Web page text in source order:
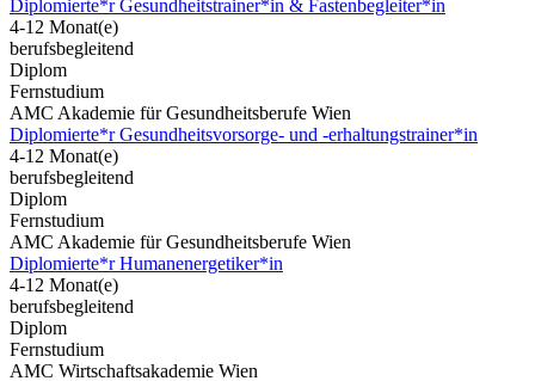
Diplomierte*r Gesundheitstrainer*in & Fastenbegleiter*in
4-12 Monat(e)
berufsbegleitend
Diplom
Fernstudium
AMC Akademie für Gesundheitsberufe Wien
Diplomierte*r Gesundheitsvorsorge- und -erhaltungstrainer*in
4-12 Monat(e)
berufsbegleitend
Diplom
Fernstudium
AMC Akademie für Gesundheitsberufe Wien
Diplomierte*r Humanenergetiker*in
4-12 Monat(e)
berufsbegleitend
Diplom
Fernstudium
AMC Wirtschaftsakademie Wien